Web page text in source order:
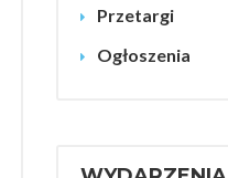
Przetargi
Ogłoszenia